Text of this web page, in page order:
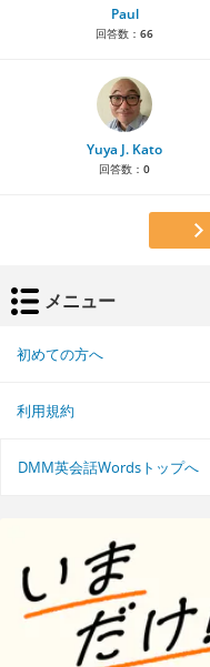
Paul
回答数： 66
Yuya J. Kato
回答数： 0
メニュー
初めての方へ
利用規約
DMM英会話Wordsトップへ